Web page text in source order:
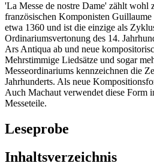
'La Messe de nostre Dame' zählt wohl
französischen Komponisten
etwa 1360 und ist die einzige als
Ordinariumsvertonung des 14.
Ars Antiqua ab und neue
Mehrstimmige Liedsätze und sogar
Messeordinariums kennzeichnen die
Jahrhunderts. Als neue
Auch Machaut verwendet diese Form
Messeteile.
Leseprobe
Inhaltsverzeichnis